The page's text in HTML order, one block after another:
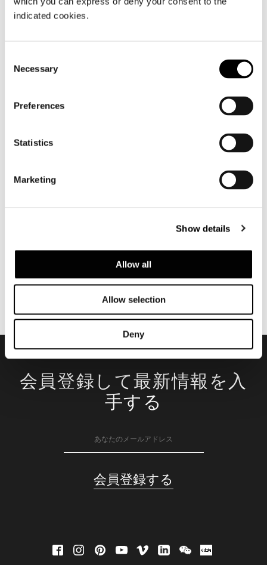
indicated cookies.
Selection
Necessary
Preferences
Statistics
Marketing
Show details
Allow all
Allow selection
Deny
会員登録して最新情報を入
手する